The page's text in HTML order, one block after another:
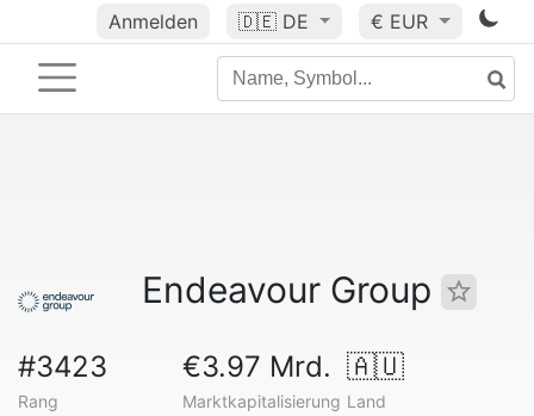
Anmelden 🇩🇪 DE € EUR
Endeavour Group
#3423
Rang
€3.97 Mrd.
Marktkapitalisierung
🇦🇺
Land